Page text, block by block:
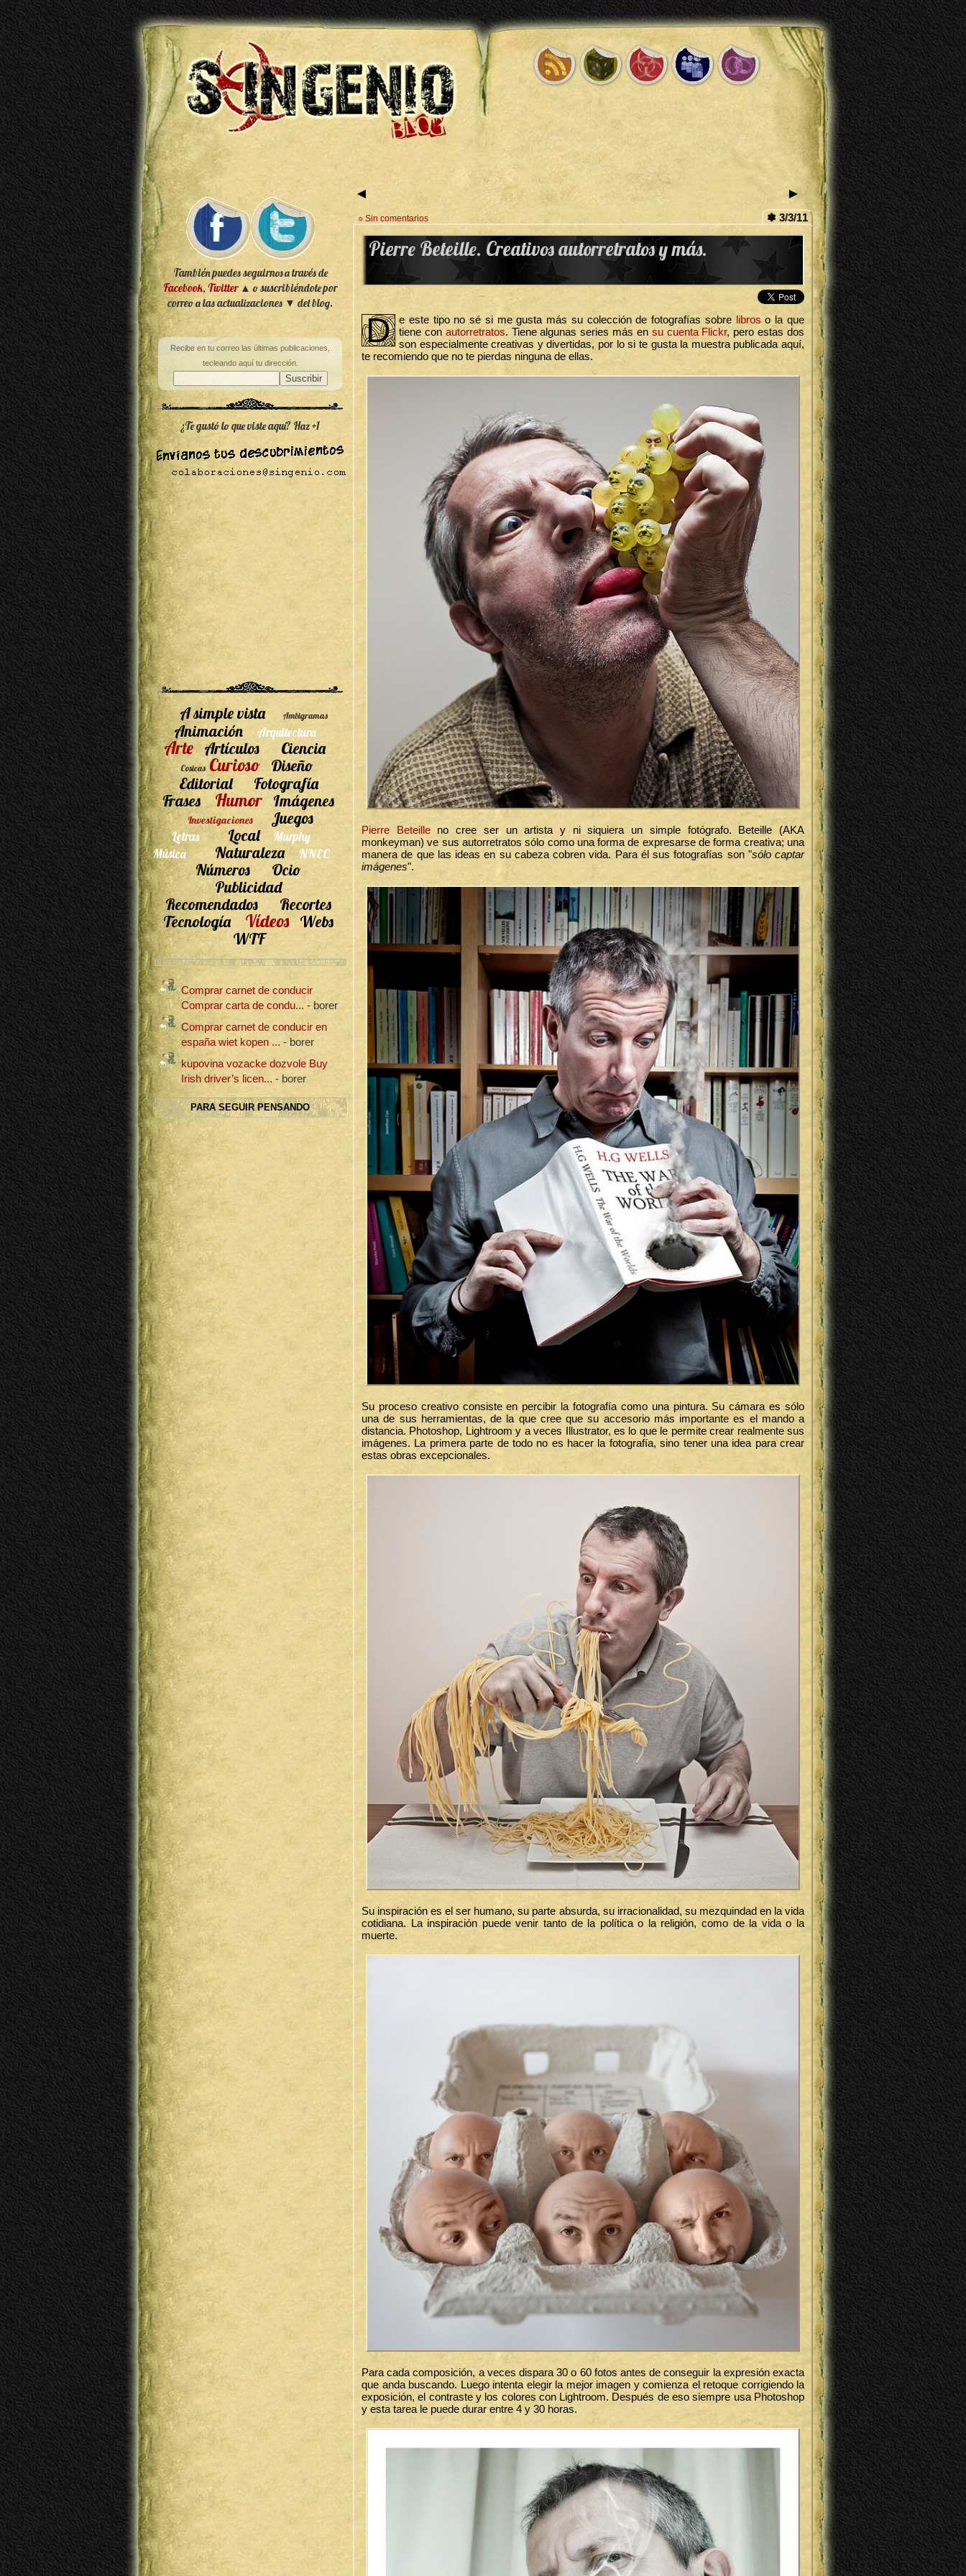
◄ ►
✽ 3/3/11
○ Sin comentarios
Pierre Beteille. Creativos autorretratos y más.
D e este tipo no sé si me gusta más su colección de fotografías sobre libroso la que
tiene con autorretratos. Tiene algunas series más en su cuenta Flickr, pero estas dos
son especialmente creativas y divertidas, por lo si te gusta la muestra publicada aquí,
te recomiendo que no te pierdas ninguna de ellas.
Pierre Beteilleno cree ser un artista y ni siquiera un simple fotógrafo. Beteille (AKA
monkeyman) ve sus autorretratos sólo como una forma de expresarse de forma creativa; una
manera de que las ideas en su cabeza cobren vida. Para él sus fotografías son "sólo captar
imágenes".
Su proceso creativo consiste en percibir la fotografía como una pintura. Su cámara es sólo
una de sus herramientas, de la que cree que su accesorio más importante es el mando a
distancia. Photoshop, Lightroom y a veces Illustrator, es lo que le permite crear realmente sus
imágenes. La primera parte de todo no es hacer la fotografía, sino tener una idea para crear
estas obras excepcionales.
Su inspiración es el ser humano, su parte absurda, su irracionalidad, su mezquindad en la vida
cotidiana. La inspiración puede venir tanto de la política o la religión, como de la vida o la
muerte.
Para cada composición, a veces dispara 30 o 60 fotos antes de conseguir la expresión exacta
que anda buscando. Luego intenta elegir la mejor imagen y comienza el retoque corrigiendo la
exposición, el contraste y los colores con Lightroom. Después de eso siempre usa Photoshop
y esta tarea le puede durar entre 4 y 30 horas.
También puedes seguirnos a través de
Facebook,Twitter▲ o suscribiéndote por
correo a las actualizaciones ▼ del blog.
Recibe en tu correo las últimas publicaciones,
tecleando aquí tu dirección.
¿Te gustó lo que viste aquí? Haz +1
A simple vista Ambigramas
Animación Arquitectura
Arte Artículos Ciencia
Cosicas Curioso
Diseño
Editorial
Fotografía
Frases
Humor Imágenes
Investigaciones Juegos
Letras Local
Murphy
Música
Naturaleza NNEC
Números
Ocio
Publicidad
Recomendados
Recortes
Tecnología
Vídeos Webs
WTF
Comprar carnet de conducir
Comprar carta de condu... - borer
Comprar carnet de conducir en
españa wiet kopen ... - borer
kupovina vozacke dozvole Buy
Irish driver’s licen... - borer
PARA SEGUIR PENSANDO